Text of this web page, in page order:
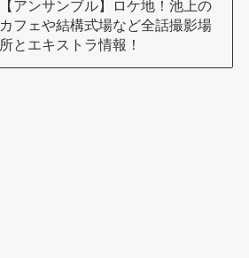
【アンサンブル】ロケ地！池上の
カフェや結構式場など全話撮影場
所とエキストラ情報！